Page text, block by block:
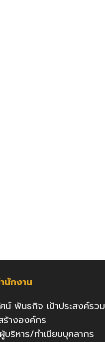
นักงาน
น์ พันธกิจ เป้าประสงค์รวม
ร้างองค์กร
บริหาร/ทำเนียบบุคลากร